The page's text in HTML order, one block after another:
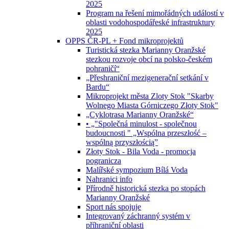
2025
Program na řešení mimořádných událostí v
oblasti vodohospodářeské infrastruktury
2025
OPPS ČR-PL + Fond mikroprojektů
Turistická stezka Marianny Oranžské
stezkou rozvoje obcí na polsko-českém
pohraničí“
„Přeshraniční mezigenerační setkání v
Bardu“
Mikroprojekt města Zloty Stok "Skarby
Wolnego Miasta Górniczego Złoty Stok"
„Cyklotrasa Marianny Oranžské“
• „"Společná minulost - společnou
budoucnosti " „Wspólna przeszłość –
wspólną przyszłością”
Złoty Stok - Bila Voda - promocja
pogranicza
Malířské sympozium Bílá Voda
Nahranici info
Přírodně historická stezka po stopách
Marianny Oranžské
Sport nás spojuje
Integrovaný záchranný systém v
příhraniční oblasti